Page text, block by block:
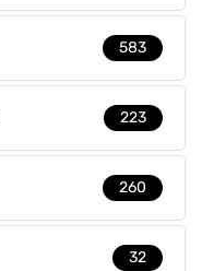
583
223
260
32